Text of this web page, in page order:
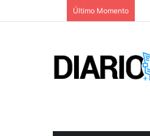
Último Momento